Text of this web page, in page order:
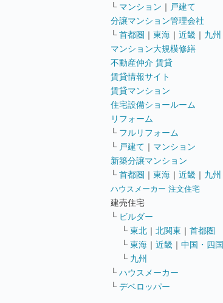
└ マンション ｜ 戸建て
分譲マンション管理会社
└ 首都圏 ｜ 東海 ｜ 近畿 ｜ 九州
マンション大規模修繕
不動産仲介 賃貸
賃貸情報サイト
賃貸マンション
住宅設備ショールーム
リフォーム
└ フルリフォーム
└ 戸建て ｜ マンション
新築分譲マンション
└ 首都圏 ｜ 東海 ｜ 近畿 ｜ 九州
ハウスメーカー 注文住宅
建売住宅
└ ビルダー
└ 東北 ｜ 北関東 ｜ 首都圏
└ 東海 ｜ 近畿 ｜ 中国・四国
└ 九州
└ ハウスメーカー
└ デベロッパー